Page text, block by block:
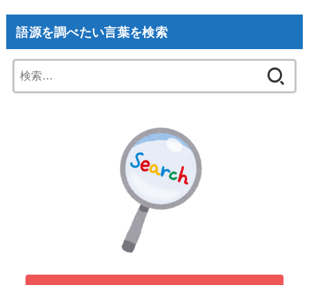
語源を調べたい言葉を検索
索: